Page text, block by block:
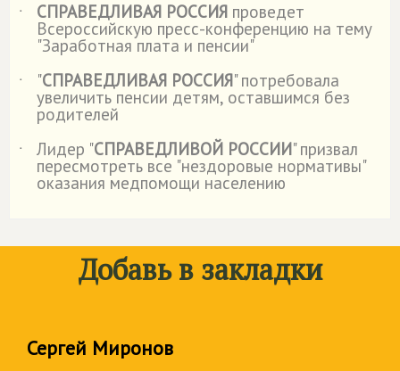
˙
СПРАВЕДЛИВАЯ РОССИЯ проведет
Всероссийскую пресс-конференцию на тему
"Заработная плата и пенсии"
˙
"СПРАВЕДЛИВАЯ РОССИЯ" потребовала
увеличить пенсии детям, оставшимся без
родителей
˙
Лидер "СПРАВЕДЛИВОЙ РОССИИ" призвал
пересмотреть все "нездоровые нормативы"
оказания медпомощи населению
Добавь в закладки
Сергей Миронов